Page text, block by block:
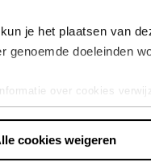
je het plaatsen van
genoemde doeleinden
over cookies
cookies weigeren
Vanaf 4 tot 99
2013163
3380743099224
Universeel
Nee